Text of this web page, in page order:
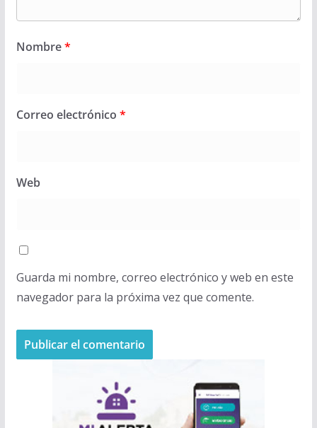
Nombre*
Correo electrónico *
Web
Guarda mi nombre, correo electrónico y web en este
navegador para la próxima vez que comente.